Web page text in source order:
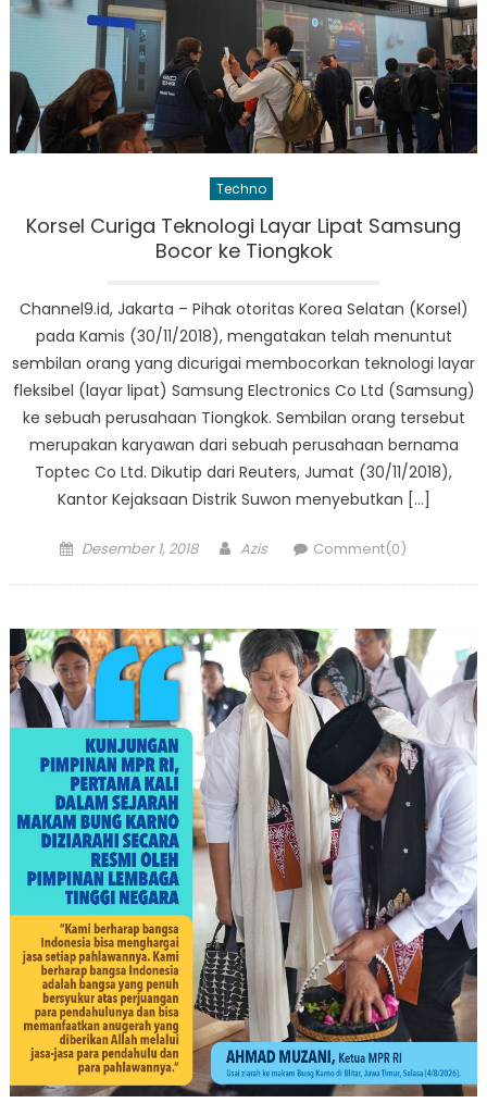
Techno
Korsel Curiga Teknologi Layar Lipat Samsung
Bocor ke Tiongkok
Channel9.id, Jakarta – Pihak otoritas Korea Selatan (Korsel)
pada Kamis (30/11/2018), mengatakan telah menuntut
sembilan orang yang dicurigai membocorkan teknologi layar
fleksibel (layar lipat) Samsung Electronics Co Ltd (Samsung)
ke sebuah perusahaan Tiongkok. Sembilan orang tersebut
merupakan karyawan dari sebuah perusahaan bernama
Toptec Co Ltd. Dikutip dari Reuters, Jumat (30/11/2018),
Kantor Kejaksaan Distrik Suwon menyebutkan […]
Posted
Desember 1, 2018 Author
Azis Comment(0)